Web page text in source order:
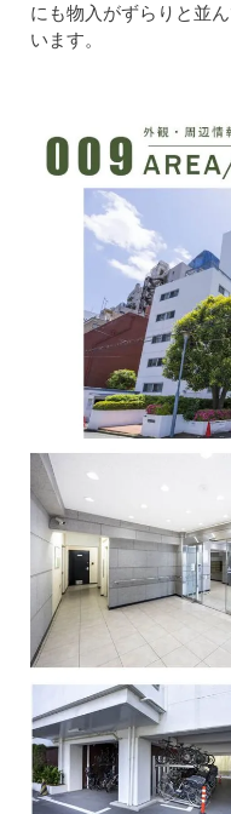
にも物入がずらりと並
います。